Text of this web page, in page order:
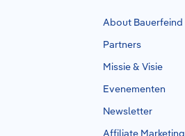
About Bauerfeind
Partners
Missie & Visie
Evenementen
Newsletter
Affiliate Marketing